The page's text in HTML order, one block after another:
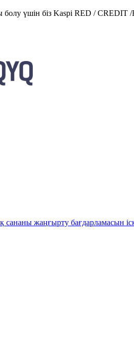
болу үшін біз Kaspi RED /
жаңғырту бағдарламасын